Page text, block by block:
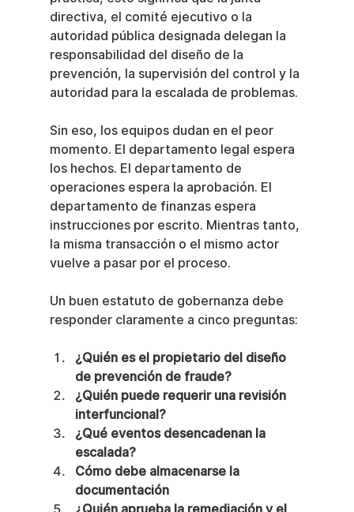
directiva, el comité ejecutivo o la
autoridad pública designada delegan la
responsabilidad del diseño de la
prevención, la supervisión del control y la
autoridad para la escalada de problemas.
Sin eso, los equipos dudan en el peor
momento. El departamento legal espera
los hechos. El departamento de
operaciones espera la aprobación. El
departamento de finanzas espera
instrucciones por escrito. Mientras tanto,
la misma transacción o el mismo actor
vuelve a pasar por el proceso.
Un buen estatuto de gobernanza debe
responder claramente a cinco preguntas:
¿Quién es el propietario del diseño
de prevención de fraude?
¿Quién puede requerir una revisión
interfuncional?
¿Qué eventos desencadenan la
escalada?
Cómo debe almacenarse la
documentación